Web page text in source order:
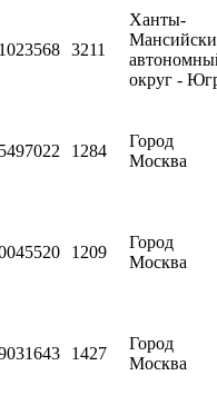
3211
Ханты-
округ -
1284
Город
Москва
1209
Город
Москва
1427
Город
Москва